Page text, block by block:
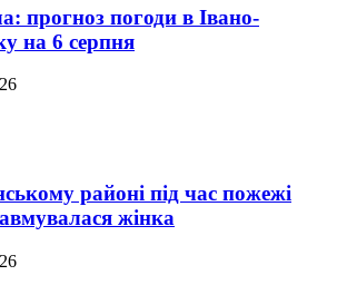
прогноз погоди в Івано-
на 6 серпня
районі під час пожежі
жінка